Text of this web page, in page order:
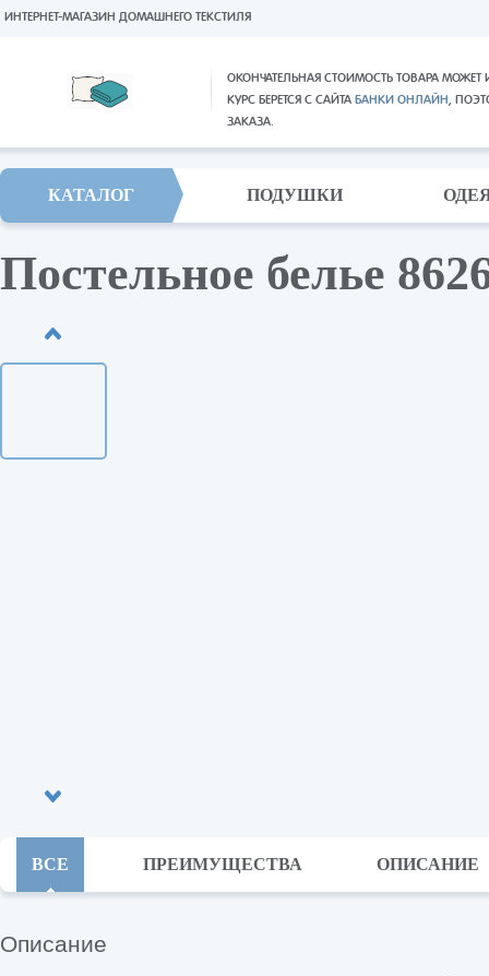
ОКОНЧАТЕЛЬНАЯ СТОИМОСТЬ ТОВАРА
КУРС БЕРЕТСЯ С САЙТА БАНКИ ОНЛАЙН,
ЗАКАЗА.
ИНТЕРНЕТ-МАГАЗИН ДОМАШНЕГО ТЕКСТИЛЯ
КАТАЛОГ ПОДУШКИ
Постельное белье
ВСЕ ПРЕИМУЩЕСТВА ОПИСАНИЕ
Описание